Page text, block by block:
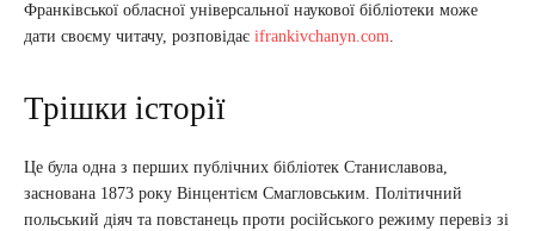
Франківської обласної універсальної наукової бібліотеки може
дати своєму читачу, розповідає ifrankivchanyn.com.
Трішки історії
Це була одна з перших публічних бібліотек Станиславова,
заснована 1873 року Вінцентієм Смагловським. Політичний
польський діяч та повстанець проти російського режиму перевіз зі